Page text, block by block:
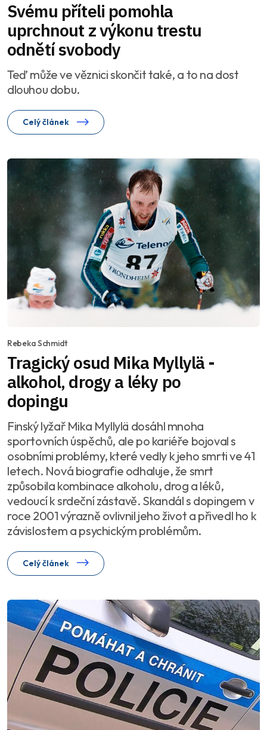
Svému příteli pomohla
uprchnout z výkonu trestu
odnětí svobody
Teď může ve věznici skončit také, a to na dost
dlouhou dobu.
Celý článek
Rebeka Schmidt
Tragický osud Mika Myllylä -
alkohol, drogy a léky po
dopingu
Finský lyžař Mika Myllylä dosáhl mnoha
sportovních úspěchů, ale po kariéře bojoval s
osobními problémy, které vedly k jeho smrti ve 41
letech. Nová biografie odhaluje, že smrt
způsobila kombinace alkoholu, drog a léků,
vedoucí k srdeční zástavě. Skandál s dopingem v
roce 2001 výrazně ovlivnil jeho život a přivedl ho k
závislostem a psychickým problémům.
Celý článek